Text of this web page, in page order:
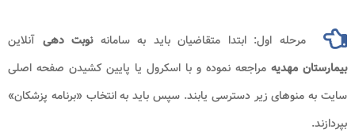
مرحله اول: ابتدا متقاضیان باید به سامانهنوبت دهی آنلاین
بیمارستان مهدیه مراجعه نموده و با اسکرول یا پایین کشیدن صفحه اصلی
سایت به منوهای زیر دسترسی یابند. سپس باید به انتخاب «برنامه پزشکان»
بپردازند.